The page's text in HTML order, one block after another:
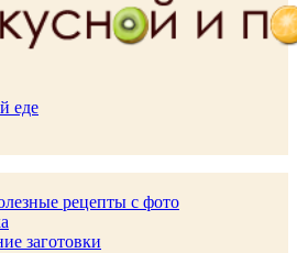
еде
рецепты с фото
заготовки